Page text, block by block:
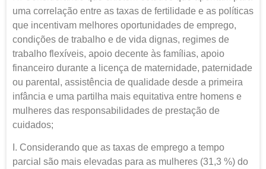
uma correlação entre as taxas de fertilidade e as políticas
que incentivam melhores oportunidades de emprego,
condições de trabalho e de vida dignas, regimes de
trabalho flexíveis, apoio decente às famílias, apoio
financeiro durante a licença de maternidade, paternidade
ou parental, assistência de qualidade desde a primeira
infância e uma partilha mais equitativa entre homens e
mulheres das responsabilidades de prestação de
cuidados;
I. Considerando que as taxas de emprego a tempo
parcial são mais elevadas para as mulheres (31,3 %) do